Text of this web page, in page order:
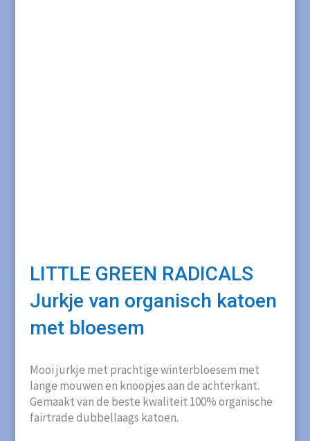
LITTLE GREEN RADICALS
Jurkje van organisch katoen
met bloesem
Mooi jurkje met prachtige winterbloesem met
lange mouwen en knoopjes aan de achterkant.
Gemaakt van de beste kwaliteit 100% organische
fairtrade dubbellaags katoen.